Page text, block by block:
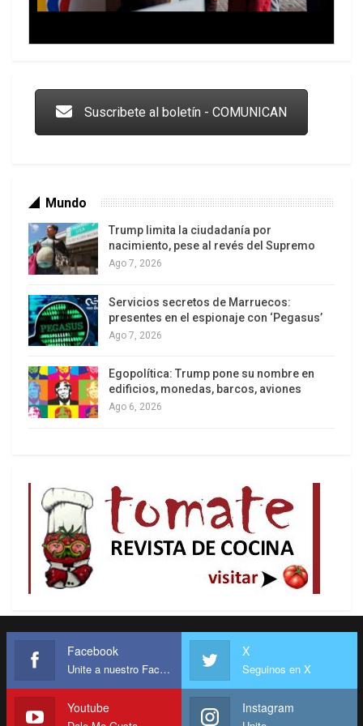
no hay compasión para los palestinos?
Los latinos le van dando la espalda a Trump
Suscribete al boletín - COMUNICAN
Mundo
Trump limita la ciudadanía por
nacimiento, pese al revés del Supremo
Ago 7, 2026
Servicios secretos de Marruecos:
presentes en el espionaje con ‘Pegasus’
Ago 7, 2026
Egopolítica: Trump pone su nombre en
edificios, monedas, barcos, aviones
Ago 6, 2026
Facebook
Unite a nuestro Facebook
X
Seguinos en X
Youtube Instagram